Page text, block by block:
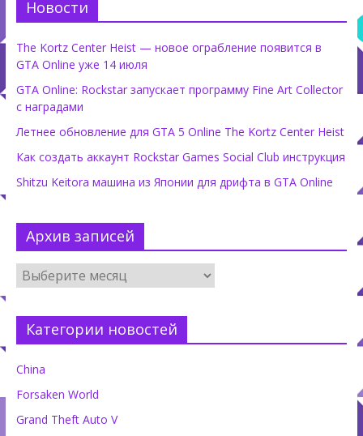
Новости
The Kortz Center Heist — новое ограбление появится в
GTA Online уже 14 июля
GTA Online: Rockstar запускает программу Fine Art Collector
с наградами
Летнее обновление для GTA 5 Online The Kortz Center Heist
Как создать аккаунт Rockstar Games Social Club инструкция
Shitzu Keitora машина из Японии для дрифта в GTA Online
Архив записей
Категории новостей
China
Forsaken World
Grand Theft Auto V